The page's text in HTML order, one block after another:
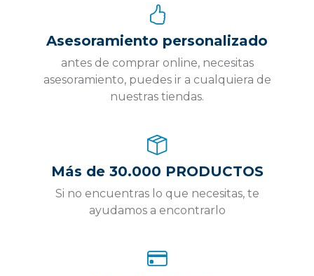
Asesoramiento personalizado
antes de comprar online, necesitas
asesoramiento, puedes ir a cualquiera de
nuestras tiendas.
Más de 30.000 PRODUCTOS
Si no encuentras lo que necesitas, te
ayudamos a encontrarlo